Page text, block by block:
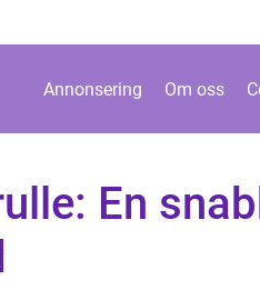
Annonsering Om oss
En